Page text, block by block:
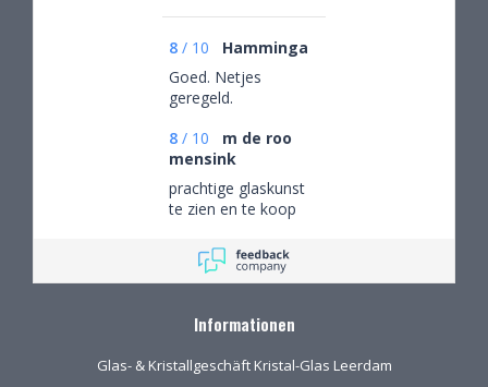
8 / 10
Hamminga
Goed. Netjes
geregeld.
8 / 10
m de roo
mensink
prachtige glaskunst
te zien en te koop
Informationen
Glas- & Kristallgeschäft Kristal-Glas Leerdam